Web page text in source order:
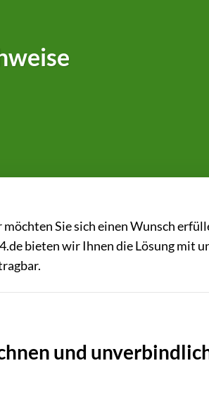
Sie sich einen Wunsch
bieten wir Ihnen die Lösung mit
und